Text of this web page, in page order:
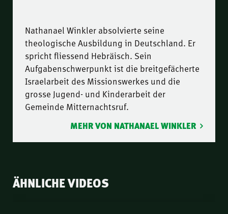
Nathanael Winkler absolvierte seine
theologische Ausbildung in Deutschland. Er
spricht fliessend Hebräisch. Sein
Aufgabenschwerpunkt ist die breitgefächerte
Israelarbeit des Missionswerkes und die
grosse Jugend- und Kinderarbeit der
Gemeinde Mitternachtsruf.
MEHR VON NATHANAEL WINKLER
ÄHNLICHE VIDEOS